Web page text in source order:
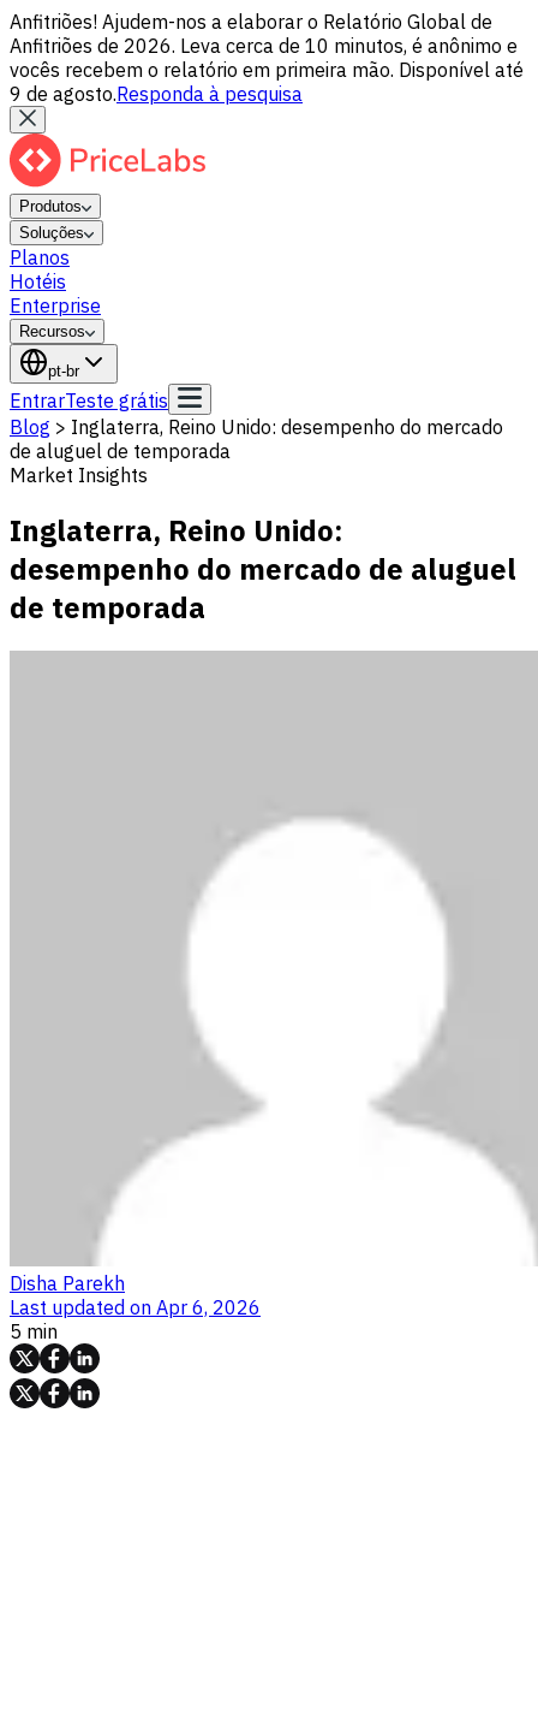
Anfitriões! Ajudem-nos a elaborar o Relatório Global de
Anfitriões de 2026. Leva cerca de 10 minutos, é anônimo e
vocês recebem o relatório em primeira mão. Disponível até
9 de agosto.Responda à pesquisa
Produtos
Soluções
Planos
Hotéis
Enterprise
Recursos
pt-br
EntrarTeste grátis
Blog > Inglaterra, Reino Unido: desempenho do mercado
de aluguel de temporada
Market Insights
Inglaterra, Reino Unido:
desempenho do mercado de aluguel
de temporada
Disha Parekh
Last updated on Apr 6, 2026
5 min